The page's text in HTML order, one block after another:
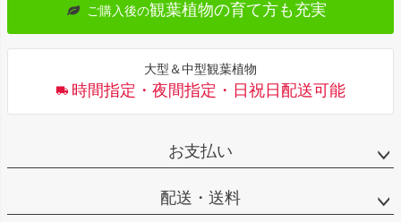
ご購入後の観葉植物の育て方も充実
大型＆中型観葉植物
時間指定・夜間指定・日祝日配送可能
お支払い
配送・送料